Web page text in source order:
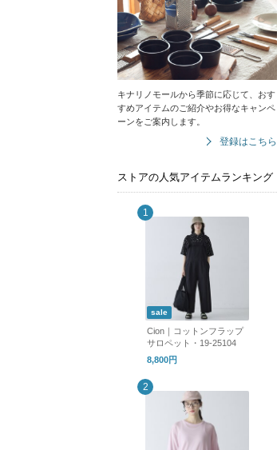
キナリノモールから季節に応じて、おす
すめアイテムのご紹介やお得なキャンペ
ーンをご案内します。
登録はこちら
ストアの人気アイテムランキング
sale
Cion｜コットンフラップ
サロペット・19-25104
8,800円